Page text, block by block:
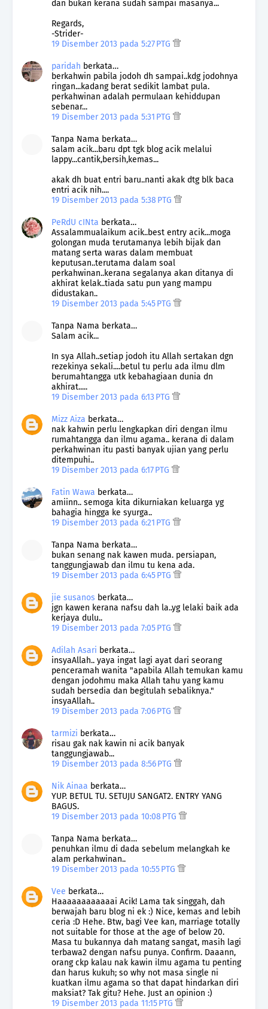
dan bukan kerana sudah sampai masanya...
Regards,
-Strider-
19 Disember 2013 pada 5:27 PTG
paridah berkata…
berkahwin pabila jodoh dh sampai..kdg jodohnya
ringan...kadang berat sedikit lambat pula.
perkahwinan adalah permulaan kehiddupan
sebenar...
19 Disember 2013 pada 5:31 PTG
Tanpa Nama berkata…
salam acik...baru dpt tgk blog acik melalui
lappy...cantik,bersih,kemas...
akak dh buat entri baru..nanti akak dtg blk baca
entri acik nih....
19 Disember 2013 pada 5:38 PTG
PeRdU cINta berkata…
Assalammualaikum acik..best entry acik...moga
golongan muda terutamanya lebih bijak dan
matang serta waras dalam membuat
keputusan..terutama dalam soal
perkahwinan..kerana segalanya akan ditanya di
akhirat kelak..tiada satu pun yang mampu
didustakan..
19 Disember 2013 pada 5:45 PTG
Tanpa Nama berkata…
Salam acik...
In sya Allah..setiap jodoh itu Allah sertakan dgn
rezekinya sekali....betul tu perlu ada ilmu dlm
berumahtangga utk kebahagiaan dunia dn
akhirat.....
19 Disember 2013 pada 6:13 PTG
Mizz Aiza berkata…
nak kahwin perlu lengkapkan diri dengan ilmu
rumahtangga dan ilmu agama.. kerana di dalam
perkahwinan itu pasti banyak ujian yang perlu
ditempuhi..
19 Disember 2013 pada 6:17 PTG
Fatin Wawa berkata…
amiinn.. semoga kita dikurniakan keluarga yg
bahagia hingga ke syurga..
19 Disember 2013 pada 6:21 PTG
Tanpa Nama berkata…
bukan senang nak kawen muda. persiapan,
tanggungjawab dan ilmu tu kena ada.
19 Disember 2013 pada 6:45 PTG
jie susanos berkata…
jgn kawen kerana nafsu dah la..yg lelaki baik ada
kerjaya dulu..
19 Disember 2013 pada 7:05 PTG
Adilah Asari berkata…
insyaAllah.. yaya ingat lagi ayat dari seorang
penceramah wanita "apabila Allah temukan kamu
dengan jodohmu maka Allah tahu yang kamu
sudah bersedia dan begitulah sebaliknya."
insyaAllah..
19 Disember 2013 pada 7:06 PTG
tarmizi berkata…
risau gak nak kawin ni acik banyak
tanggungjawab...
19 Disember 2013 pada 8:56 PTG
Nik Ainaa berkata…
YUP. BETUL TU. SETUJU SANGAT2. ENTRY YANG
BAGUS.
19 Disember 2013 pada 10:08 PTG
Tanpa Nama berkata…
penuhkan ilmu di dada sebelum melangkah ke
alam perkahwinan..
19 Disember 2013 pada 10:55 PTG
Vee berkata…
Haaaaaaaaaaaai Acik! Lama tak singgah, dah
berwajah baru blog ni ek :) Nice, kemas and lebih
ceria :D Hehe. Btw, bagi Vee kan, marriage totally
not suitable for those at the age of below 20.
Masa tu bukannya dah matang sangat, masih lagi
terbawa2 dengan nafsu punya. Confirm. Daaann,
orang ckp kalau nak kawin ilmu agama tu penting
dan harus kukuh; so why not masa single ni
kuatkan ilmu agama so that dapat hindarkan diri
maksiat? Tak gitu? Hehe. Just an opinion :)
19 Disember 2013 pada 11:15 PTG